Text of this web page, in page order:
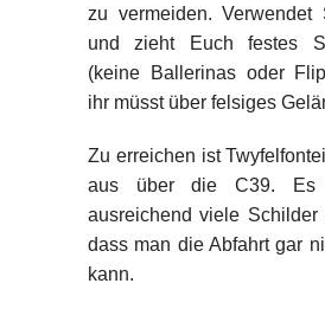
zu vermeiden. Verwendet
und zieht Euch festes
(keine Ballerinas oder
ihr müsst über felsiges
Zu erreichen ist
aus über die C39. Es
ausreichend viele Schilder
dass man die Abfahrt gar
kann.